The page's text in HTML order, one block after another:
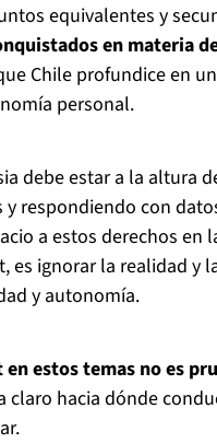
equivalentes y
en materia
Chile profundice en
personal.
debe estar a la altura
respondiendo con
a estos derechos en
es ignorar la realidad y
y autonomía.
estos temas no es
claro hacia dónde